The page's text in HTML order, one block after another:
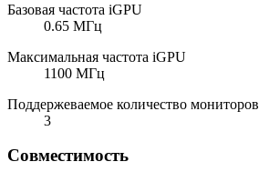
Базовая частота iGPU
0.65 МГц
Максимальная частота iGPU
1100 МГц
Поддержеваемое количество мониторов
3
Совместимость